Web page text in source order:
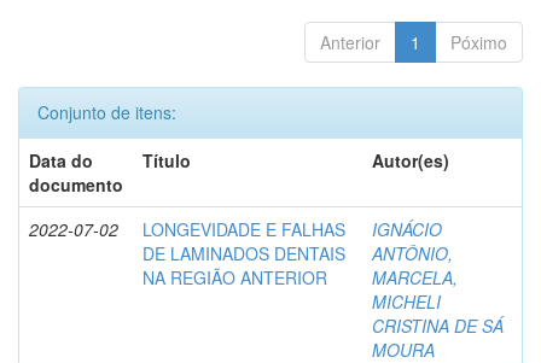
Anterior 1 Póximo
Conjunto de itens:
Data do
documento
Título Autor(es)
2022-07-02
LONGEVIDADE E FALHAS
DE LAMINADOS DENTAIS
NA REGIÃO ANTERIOR
IGNÁCIO
ANTÔNIO,
MARCELA,
MICHELI
CRISTINA DE SÁ
MOURA